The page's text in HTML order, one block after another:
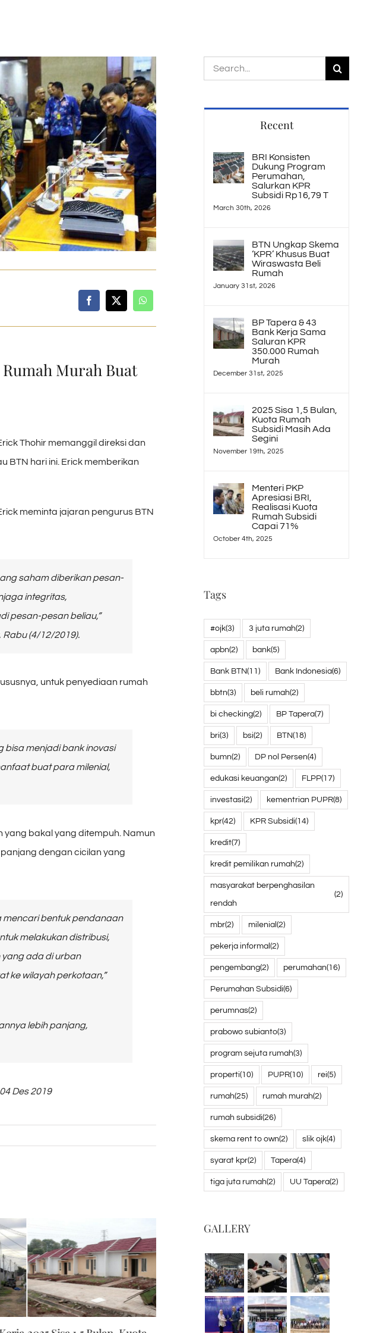
Murah Buat
Thohir memanggil direksi dan
BTN hari ini. Erick memberikan
meminta jajaran pengurus BTN
saham diberikan pesan-
integritas,
pesan-pesan beliau,”
(4/12/2019).
untuk penyediaan rumah
bisa menjadi bank inovasi
buat para milenial,
bakal yang ditempuh. Namun
dengan cicilan yang
mencari bentuk pendanaan
melakukan distribusi,
ada diurban
ke wilayah perkotaan,”
lebih panjang,
Des 2019
Search
Recent
BRI Konsisten
Dukung Program
Perumahan,
Salurkan KPR
Subsidi Rp16,79 T
March 30th, 2026
BTN Ungkap Skema
‘KPR’ Khusus Buat
Wiraswasta Beli
Rumah
January 31st, 2026
BP Tapera & 43
Bank Kerja Sama
Saluran KPR
350.000 Rumah
Murah
December 31st, 2025
2025 Sisa 1,5 Bulan,
Kuota Rumah
Subsidi Masih Ada
Segini
November 19th, 2025
Menteri PKP
Apresiasi BRI,
Realisasi Kuota
Rumah Subsidi
Capai 71%
October 4th, 2025
Tags
#ojk(3) 3 juta rumah(2)
apbn(2) bank(5)
Bank BTN(11) Bank Indonesia(6)
bbtn(3) beli rumah(2)
bi checking(2) BP Tapera(7)
bri(3) bsi(2) BTN(18)
bumn(2) DP nol Persen(4)
edukasi keuangan(2) FLPP(17)
investasi(2) kementrian PUPR(8)
kpr(42) KPR Subsidi(14)
kredit(7)
kredit pemilikan rumah(2)
masyarakat berpenghasilan
rendah
(2)
mbr(2) milenial(2)
pekerja informal(2)
pengembang(2) perumahan(16)
Perumahan Subsidi(6)
perumnas(2)
prabowo subianto(3)
program sejuta rumah(3)
properti(10) PUPR(10) rei(5)
rumah(25) rumah murah(2)
rumah subsidi(26)
skema rent to own(2) slik ojk(4)
syarat kpr(2) Tapera(4)
tiga juta rumah(2) UU Tapera(2)
GALLERY